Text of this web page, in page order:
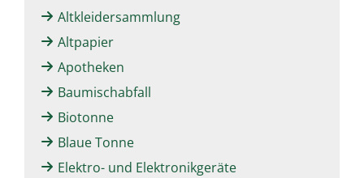
Altkleidersammlung
Altpapier
Apotheken
Baumischabfall
Biotonne
Blaue Tonne
Elektro- und Elektronikgeräte